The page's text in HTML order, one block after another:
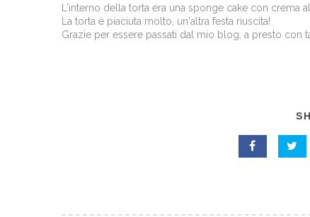
L'interno della torta era una sponge cake con crema
La torta è piaciuta molto, un'altra festa riuscita!
Grazie per essere passati dal mio blog, a presto con